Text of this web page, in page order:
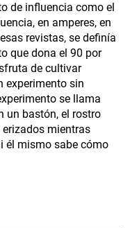
de influencia como el
en amperes, en
revistas, se definía
que dona el 90 por
de cultivar
experimento sin
se llama
un bastón, el rostro
mientras
él mismo sabe cómo